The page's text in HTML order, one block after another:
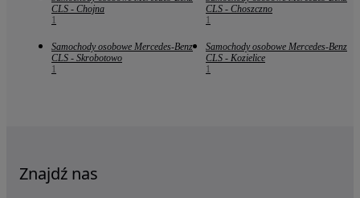
CLS - Chojna
1
CLS - Choszczno
1
Samochody osobowe Mercedes-Benz
CLS - Skrobotowo
1
Samochody osobowe Mercedes-Benz
CLS - Kozielice
1
Znajdź nas